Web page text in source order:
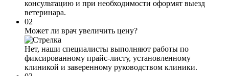
консультацию и при необходимости оформят выезд
ветеринара.
02
Может ли врач увеличить цену?
Нет, наши специалисты выполняют работы по
фиксированному прайс-листу, установленному
клиникой и заверенному руководством клиники.